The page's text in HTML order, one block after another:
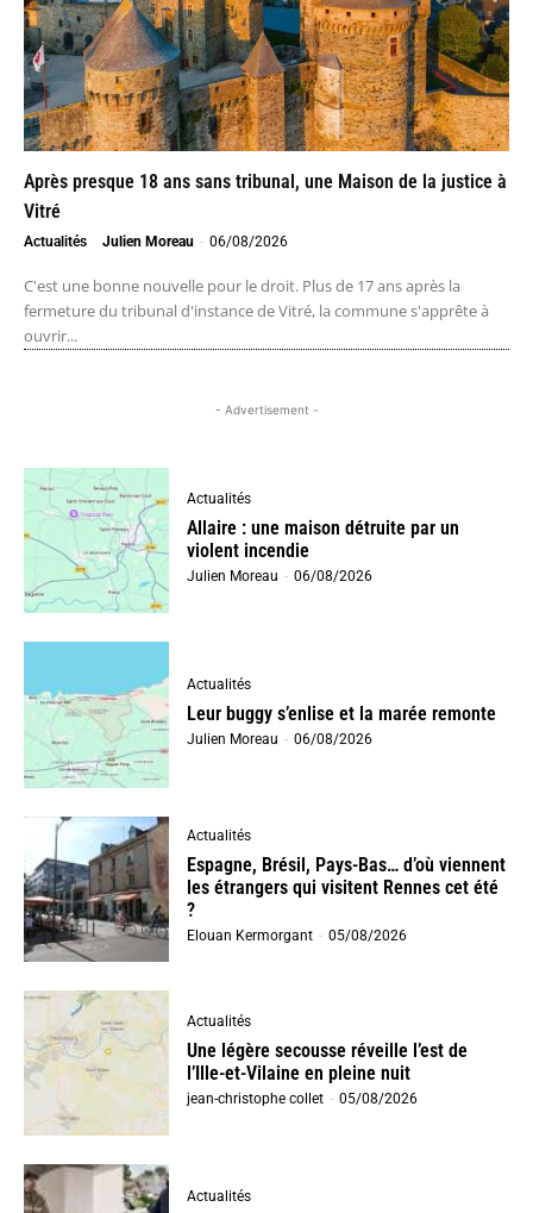
Après presque 18 ans sans tribunal, une Maison de la justice à
Vitré
Actualités Julien Moreau - 06/08/2026
C'est une bonne nouvelle pour le droit. Plus de 17 ans après la
fermeture du tribunal d'instance de Vitré, la commune s'apprête à
ouvrir...
- Advertisement -
Actualités
Allaire : une maison détruite par un
violent incendie
Julien Moreau - 06/08/2026
Actualités
Leur buggy s’enlise et la marée remonte
Julien Moreau - 06/08/2026
Actualités
Espagne, Brésil, Pays-Bas… d’où viennent
les étrangers qui visitent Rennes cet été
?
Elouan Kermorgant - 05/08/2026
Actualités
Une légère secousse réveille l’est de
l’Ille-et-Vilaine en pleine nuit
jean-christophe collet - 05/08/2026
Actualités